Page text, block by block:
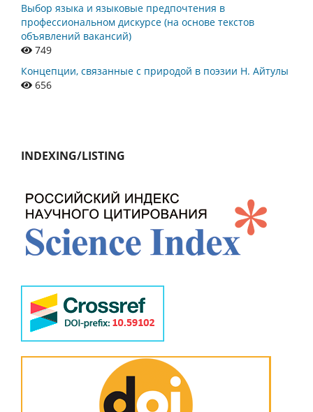
Выбор языка и языковые предпочтения в
профессиональном дискурсе (на основе текстов
объявлений вакансий)
749
Концепции, связанные с природой в поэзии Н. Айтулы
656
INDEXING/LISTING